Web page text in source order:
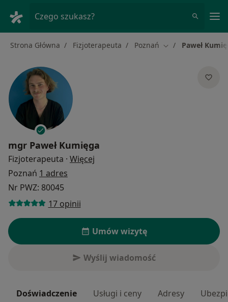
Czego szukasz?
Strona Główna Fizjoterapeuta Poznań Zmień miasto
Paweł
mgr Paweł Kumięga
Fizjoterapeuta · Więcej
Poznań 1 adres
Nr PWZ: 80045
17 opinii
Umów wizytę
Wyślij wiadomość
Doświadczenie Usługi i ceny Adresy